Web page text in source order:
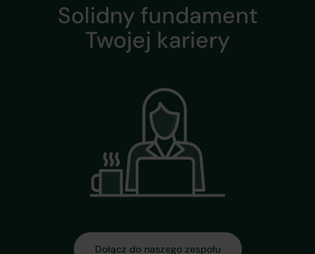
Solidny fundament
Twojej kariery
Dołącz do naszego zespołu